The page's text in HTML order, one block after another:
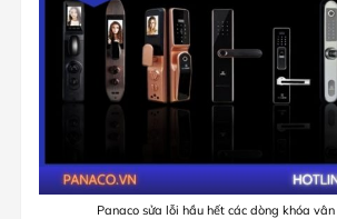
Panaco sửa lỗi hầu hết các dòng khóa